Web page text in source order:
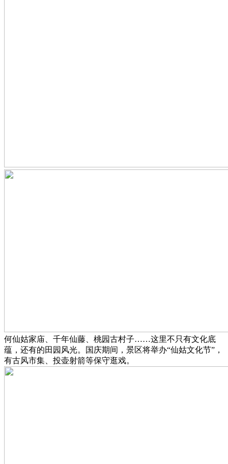
何仙姑家庙、千年仙藤、桃园古村子……这里不只有文化底
蕴，还有的田园风光。国庆期间，景区将举办“仙姑文化节”，
有古风市集、投壶射箭等保守逛戏。